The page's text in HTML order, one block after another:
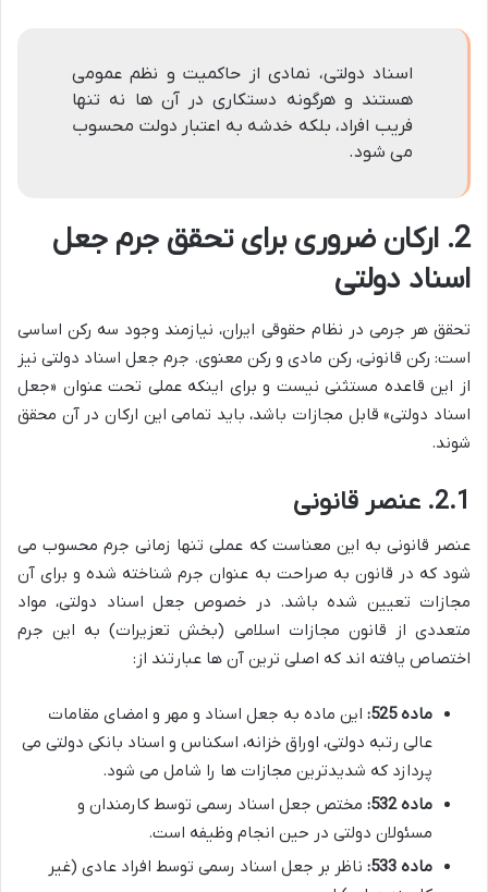
اسناد دولتی، نمادی از حاکمیت و نظم عمومی
هستند و هرگونه دستکاری در آن ها نه تنها
فریب افراد، بلکه خدشه به اعتبار دولت محسوب
می شود.
2. ارکان ضروری برای تحقق جرم جعل
اسناد دولتی
تحقق هر جرمی در نظام حقوقی ایران، نیازمند وجود سه رکن اساسی
است: رکن قانونی، رکن مادی و رکن معنوی. جرم جعل اسناد دولتی نیز
از این قاعده مستثنی نیست و برای اینکه عملی تحت عنوان «جعل
اسناد دولتی» قابل مجازات باشد، باید تمامی این ارکان در آن محقق
شوند.
2.1. عنصر قانونی
عنصر قانونی به این معناست که عملی تنها زمانی جرم محسوب می
شود که در قانون به صراحت به عنوان جرم شناخته شده و برای آن
مجازات تعیین شده باشد. در خصوص جعل اسناد دولتی، مواد
متعددی از قانون مجازات اسلامی (بخش تعزیرات) به این جرم
اختصاص یافته اند که اصلی ترین آن ها عبارتند از:
ماده 525:
این ماده به جعل اسناد و مهر و امضای مقامات
عالی رتبه دولتی، اوراق خزانه، اسکناس و اسناد بانکی دولتی می
پردازد که شدیدترین مجازات ها را شامل می شود.
ماده 532:
مختص جعل اسناد رسمی توسط کارمندان و
مسئولان دولتی در حین انجام وظیفه است.
ماده 533:
ناظر بر جعل اسناد رسمی توسط افراد عادی (غیر